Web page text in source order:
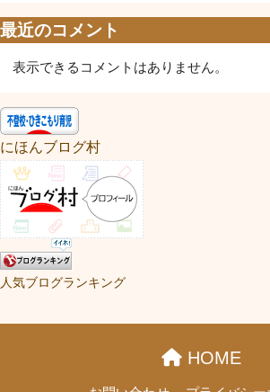
最近のコメント
表示できるコメントはありません。
にほんブログ村
人気ブログランキング
HOME